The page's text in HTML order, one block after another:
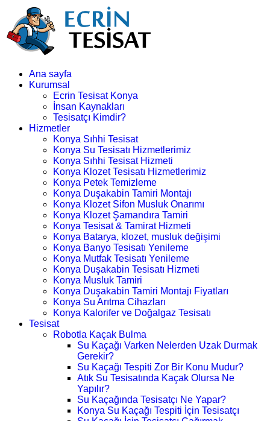
Ana sayfa
Kurumsal
Ecrin Tesisat Konya
İnsan Kaynakları
Tesisatçı Kimdir?
Hizmetler
Konya Sıhhi Tesisat
Konya Su Tesisatı Hizmetlerimiz
Konya Sıhhi Tesisat Hizmeti
Konya Klozet Tesisatı Hizmetlerimiz
Konya Petek Temizleme
Konya Duşakabin Tamiri Montajı
Konya Klozet Sifon Musluk Onarımı
Konya Klozet Şamandıra Tamiri
Konya Tesisat & Tamirat Hizmeti
Konya Batarya, klozet, musluk değişimi
Konya Banyo Tesisatı Yenileme
Konya Mutfak Tesisatı Yenileme
Konya Duşakabin Tesisatı Hizmeti
Konya Musluk Tamiri
Konya Duşakabin Tamiri Montajı Fiyatları
Konya Su Arıtma Cihazları
Konya Kalorifer ve Doğalgaz Tesisatı
Tesisat
Robotla Kaçak Bulma
Su Kaçağı Varken Nelerden Uzak Durmak
Gerekir?
Su Kaçağı Tespiti Zor Bir Konu Mudur?
Atık Su Tesisatında Kaçak Olursa Ne
Yapılır?
Su Kaçağında Tesisatçı Ne Yapar?
Konya Su Kaçağı Tespiti İçin Tesisatçı